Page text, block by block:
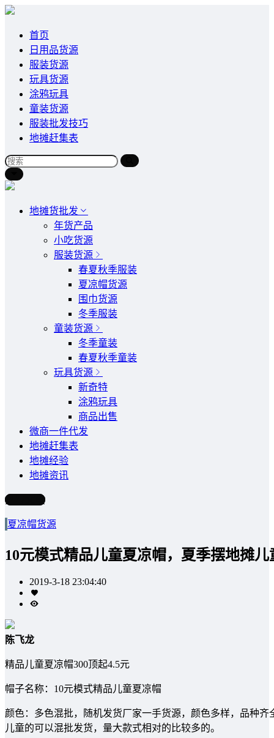
首页
日用品货源
服装货源
玩具货源
涂鸦玩具
童装货源
服装批发技巧
地摊赶集表
地摊货批发
年货产品
小吃货源
服装货源
春夏秋季服装
夏凉帽货源
围巾货源
冬季服装
童装货源
冬季童装
春夏秋季童装
玩具货源
新奇特
涂鸦玩具
商品出售
微商一件代发
地摊赶集表
地摊经验
地摊资讯
写文章
夏凉帽货源
10元模式精品儿童夏凉帽，夏季摆地摊
2019-3-18 23:04:40
陈飞龙
精品儿童夏凉帽300顶起4.5元
帽子名称：10元模式精品儿童夏凉帽
颜色：多色混批，随机发货厂家一手货源，颜色多样，品种
儿童的可以混批发货，量大款式相对的比较多的。